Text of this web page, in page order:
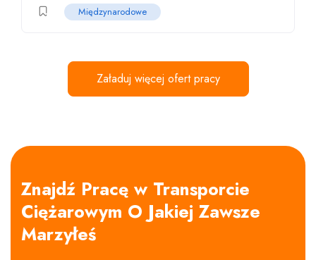
Międzynarodowe
Załaduj więcej ofert pracy
Znajdź Pracę w Transporcie
Ciężarowym O Jakiej Zawsze
Marzyłeś